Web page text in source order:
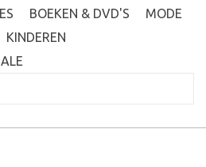
BOEKEN & DVD'S
MODE
KINDEREN